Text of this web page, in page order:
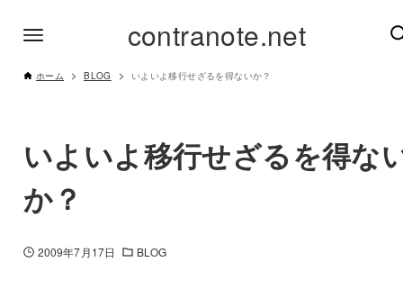
contranote.net
ホーム BLOG いよいよ移行せざるを得ないか？
いよいよ移行せざるを得な
か？
2009年7月17日 BLOG